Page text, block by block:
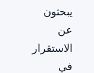
يبحثون
عن
الاستقرار
في